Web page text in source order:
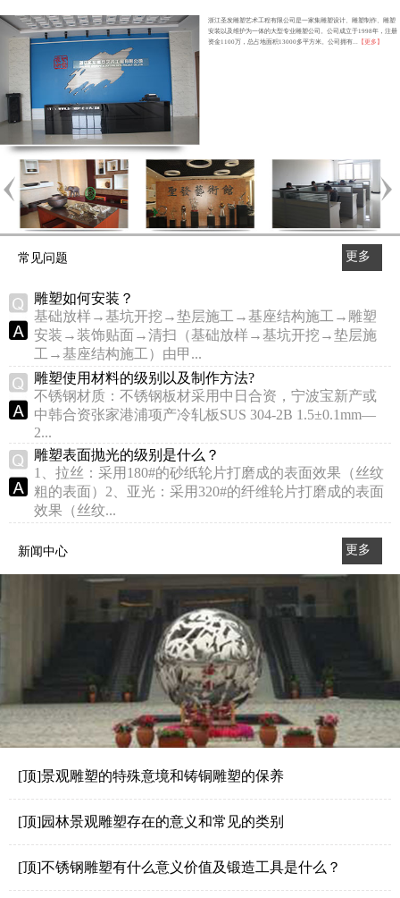
浙江圣发雕塑艺术工程有限公司是一家集雕塑设计、雕塑制作、雕塑
安装以及维护为一体的大型专业雕塑公司。公司成立于1998年，注册
资金1100万，总占地面积13000多平方米。公司拥有...
【更多】
常见问题
更多
雕塑如何安装？
基础放样→基坑开挖→垫层施工→基座结构施工→雕塑
安装→装饰贴面→清扫（基础放样→基坑开挖→垫层施
工→基座结构施工）由甲...
雕塑使用材料的级别以及制作方法?
不锈钢材质：不锈钢板材采用中日合资，宁波宝新产或
中韩合资张家港浦项产冷轧板SUS 304-2B 1.5±0.1mm—
2...
雕塑表面抛光的级别是什么？
1、拉丝：采用180#的砂纸轮片打磨成的表面效果（丝纹
粗的表面）2、亚光：采用320#的纤维轮片打磨成的表面
效果（丝纹...
新闻中心
更多
>>
[顶]景观雕塑的特殊意境和铸铜雕塑的保养
[顶]园林景观雕塑存在的意义和常见的类别
[顶]不锈钢雕塑有什么意义价值及锻造工具是什么？